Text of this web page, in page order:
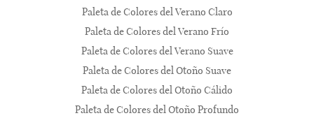
Paleta de Colores del Verano Claro
Paleta de Colores del Verano Frío
Paleta de Colores del Verano Suave
Paleta de Colores del Otoño Suave
Paleta de Colores del Otoño Cálido
Paleta de Colores del Otoño Profundo